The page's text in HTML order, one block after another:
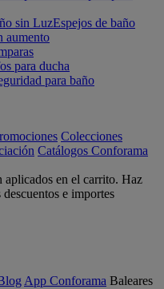
sin LuzEspejos de baño
aumento
para ducha
para baño
Colecciones
Catálogos Conforama
aplicados en el carrito. Haz
e importes
App Conforama Baleares